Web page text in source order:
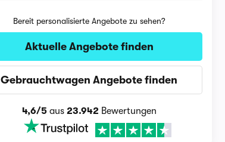
Bereit personalisierte Angebote zu sehen?
Aktuelle Angebote finden
Gebrauchtwagen Angebote finden
4,6/5aus 23.942 Bewertungen